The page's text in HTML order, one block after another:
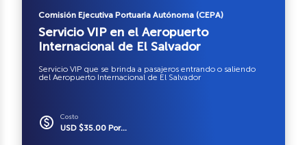
Comisión Ejecutiva Portuaria Autónoma (CEPA)
Servicio VIP en el Aeropuerto
Internacional de El Salvador
Servicio VIP que se brinda a pasajeros entrando o saliendo
del Aeropuerto Internacional de El Salvador
paid Costo
USD $35.00 Por...